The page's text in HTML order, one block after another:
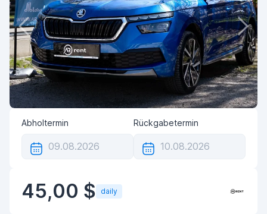
Abholtermin Rückgabetermin
45,00 $ daily